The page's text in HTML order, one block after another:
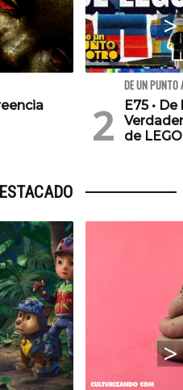
DE UN PUNTO
E75 •
de